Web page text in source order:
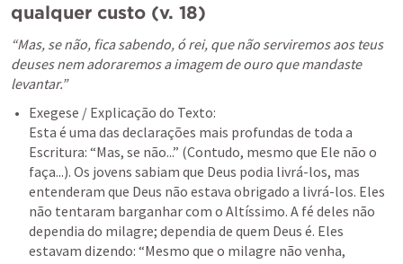
qualquer custo (v. 18)
“Mas, se não, fica sabendo, ó rei, que não serviremos aos teus
deuses nem adoraremos a imagem de ouro que mandaste
levantar.”
Exegese / Explicação do Texto:
Esta é uma das declarações mais profundas de toda a
Escritura: “Mas, se não...” (Contudo, mesmo que Ele não o
faça...). Os jovens sabiam que Deus podia livrá-los, mas
entenderam que Deus não estava obrigado a livrá-los. Eles
não tentaram barganhar com o Altíssimo. A fé deles não
dependia do milagre; dependia de quem Deus é. Eles
estavam dizendo: “Mesmo que o milagre não venha,